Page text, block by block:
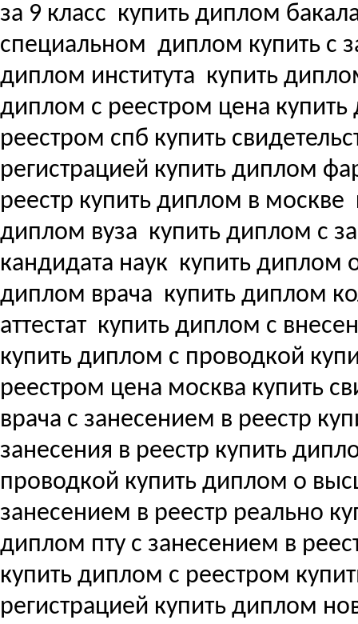
за 9 класс купить диплом
специальном диплом купить с
диплом института купить
диплом с реестром цена
реестром спб купить
регистрацией купить диплом
реестр купить диплом в москве
диплом вуза купить диплом с
кандидата наук купить диплом
диплом врача купить диплом
аттестат купить диплом с
купить диплом с проводкой
реестром цена москва купить
врача с занесением в реестр
занесения в реестр купить
проводкой купить диплом о
занесением в реестр реально
диплом пту с занесением в
купить диплом с реестром
регистрацией купить диплом